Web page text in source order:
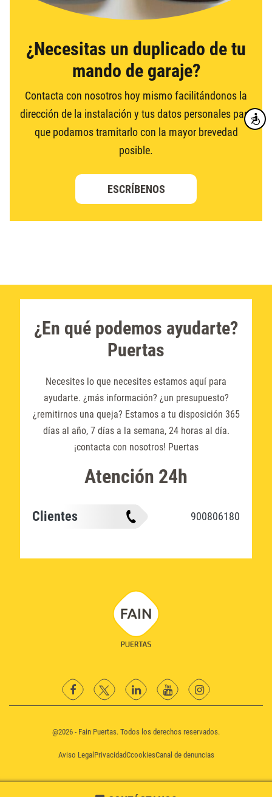
¿Necesitas un duplicado de tu
mando de garaje?
Contacta con nosotros hoy mismo facilitándonos la
dirección de la instalación y tus datos personales para
que podamos tramitarlo con la mayor brevedad
posible.
ESCRÍBENOS
¿En qué podemos ayudarte?
Puertas
Necesites lo que necesites estamos aquí para
ayudarte. ¿más información? ¿un presupuesto?
¿remitirnos una queja? Estamos a tu disposición 365
días al año, 7 días a la semana, 24 horas al día.
¡contacta con nosotros! Puertas
Atención 24h
Clientes 900806180
FacebookTwitter LinkedinYouTubeinstagram
@2026 - Fain Puertas. Todos los derechos reservados.
Aviso Legal PrivacidadCcookiesCanal de denuncias